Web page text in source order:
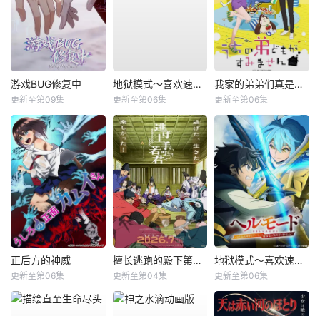
游戏BUG修复中
更新至第09集
地狱模式～喜欢速通游戏的玩家在废设定异世界无双～第二季
更新至第06集
我家的弟弟们真是让您费心了
更新至第06集
正后方的神威
更新至第06集
擅长逃跑的殿下第二季
更新至第04集
地狱模式～喜欢速通游戏的玩家在废设定异世界无双～第2季
更新至第06集